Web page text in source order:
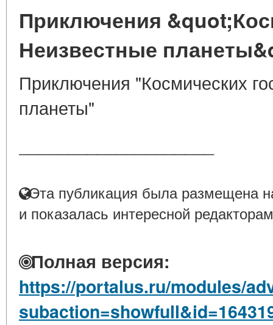
Приключения
Неизвестные
Приключения "Космических
планеты"
Эта публикация была размещена
и показалась интересной
Полная версия:
https://portalus.ru/modules/